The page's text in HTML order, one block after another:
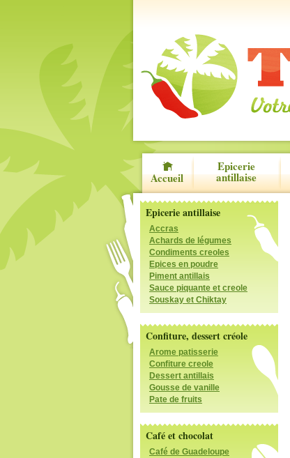
Accueil
Epicerie
antillaise
Epicerie antillaise
Accras
Achards de légumes
Condiments creoles
Epices en poudre
Piment antillais
Sauce piquante et creole
Souskay et Chiktay
Confiture, dessert créole
Arome patisserie
Confiture creole
Dessert antillais
Gousse de vanille
Pate de fruits
Café et chocolat
Café de Guadeloupe